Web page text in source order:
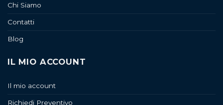
Chi Siamo
Contatti
Blog
IL MIO ACCOUNT
Il mio account
Richiedi Preventivo